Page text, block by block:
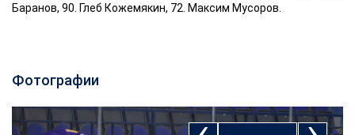
Баранов, 90. Глеб Кожемякин, 72. Максим Мусоров.
Фотографии